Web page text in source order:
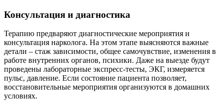
Консультация и диагностика
Терапию предваряют диагностические мероприятия и
консультация нарколога. На этом этапе выясняются важные
детали – стаж зависимости, общее самочувствие, изменения в
работе внутренних органов, психики. Даже на выезде будут
проведены лабораторные экспресс-тесты, ЭКГ, измеряется
пульс, давление. Если состояние пациента позволяет,
восстановительные мероприятия организуются в домашних
условиях.